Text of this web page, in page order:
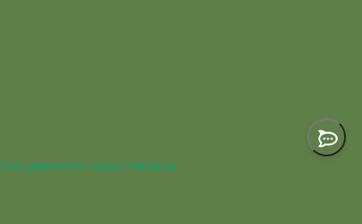
Для древесного паука-птицееда